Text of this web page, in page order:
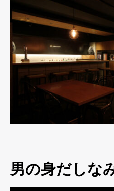
男の身だしな